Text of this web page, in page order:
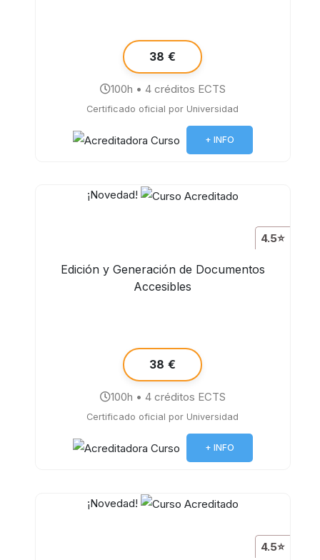
38 €
100h • 4 créditos ECTS
Certificado oficial por Universidad
+ INFO
¡Novedad!
4.5⭐
Edición y Generación de Documentos
Accesibles
38 €
100h • 4 créditos ECTS
Certificado oficial por Universidad
+ INFO
¡Novedad!
4.5⭐